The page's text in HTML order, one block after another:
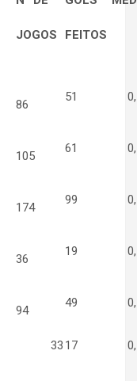
JOGOS FEITOS
86
51
105
61
174
99
36
19
94
49
33 17